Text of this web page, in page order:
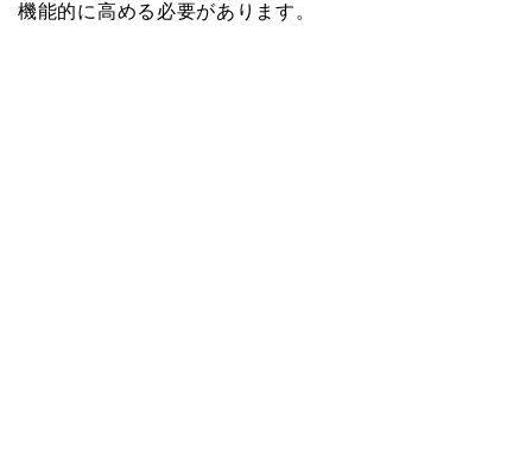
機能的に高める必要があります。